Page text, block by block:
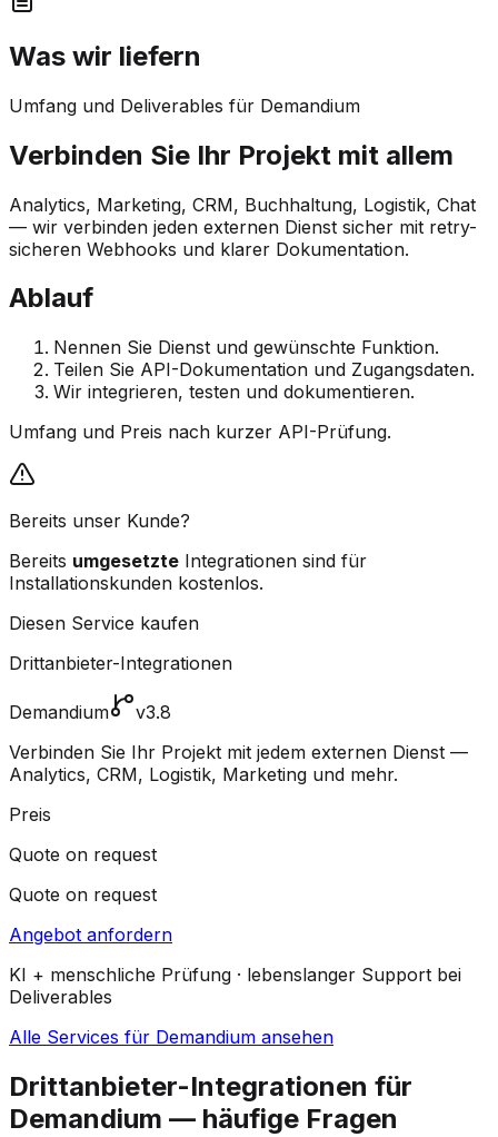
Was wir liefern
Umfang und Deliverables für Demandium
Verbinden Sie Ihr Projekt mit allem
Analytics, Marketing, CRM, Buchhaltung, Logistik, Chat
— wir verbinden jeden externen Dienst sicher mit retry-
sicheren Webhooks und klarer Dokumentation.
Ablauf
Nennen Sie Dienst und gewünschte Funktion.
Teilen Sie API-Dokumentation und Zugangsdaten.
Wir integrieren, testen und dokumentieren.
Umfang und Preis nach kurzer API-Prüfung.
Bereits unser Kunde?
Bereits umgesetzte Integrationen sind für
Installationskunden kostenlos.
Diesen Service kaufen
Drittanbieter-Integrationen
Demandium
v3.8
Verbinden Sie Ihr Projekt mit jedem externen Dienst —
Analytics, CRM, Logistik, Marketing und mehr.
Preis
Quote on request
Quote on request
Angebot anfordern
KI + menschliche Prüfung · lebenslanger Support bei
Deliverables
Alle Services für Demandium ansehen
Drittanbieter-Integrationen für
Demandium — häufige Fragen